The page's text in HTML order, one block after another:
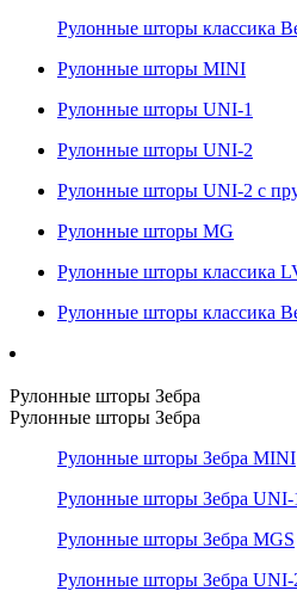
Рулонные шторы классика
Рулонные шторы MINI
Рулонные шторы UNI-1
Рулонные шторы UNI-2
Рулонные шторы UNI-2 с
Рулонные шторы MG
Рулонные шторы классика
Рулонные шторы классика
Рулонные шторы Зебра
Рулонные шторы Зебра
Рулонные шторы Зебра MINI
Рулонные шторы Зебра UNI-
Рулонные шторы Зебра MGS
Рулонные шторы Зебра UNI-